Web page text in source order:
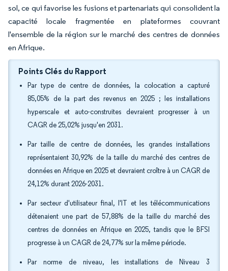
sol, ce qui favorise les fusions et partenariats qui consolident la
capacité locale fragmentée en plateformes couvrant
l'ensemble de la région sur le marché des centres de données
en Afrique.
Points Clés du Rapport
Par type de centre de données, la colocation a capturé
85,05% de la part des revenus en 2025 ; les installations
hyperscale et auto-construites devraient progresser à un
CAGR de 25,02% jusqu'en 2031.
Par taille de centre de données, les grandes installations
représentaient 30,92% de la taille du marché des centres de
données en Afrique en 2025 et devraient croître à un CAGR de
24,12% durant 2026-2031.
Par secteur d'utilisateur final, l'IT et les télécommunications
détenaient une part de 57,88% de la taille du marché des
centres de données en Afrique en 2025, tandis que le BFSI
progresse à un CAGR de 24,77% sur la même période.
Par norme de niveau, les installations de Niveau 3